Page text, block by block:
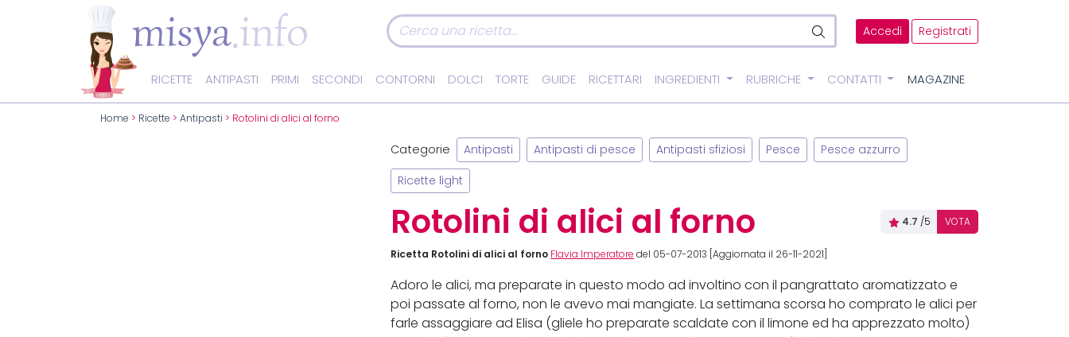
Accedi Registrati
RICETTE ANTIPASTI PRIMI SECONDI CONTORNI DOLCI TORTE GUIDE RICETTARI INGREDIENTI RUBRICHE CONTATTI MAGAZINE
Home > Ricette > Antipasti > Rotolini di alici al forno
Categorie Antipasti Antipasti di pesce Antipasti sfiziosi Pesce Pesce azzurro
Ricette light
Rotolini di alici al forno 4.7 /5 VOTA
Ricetta Rotolini di alici al forno Flavia Imperatore del 05-07-2013 [Aggiornata il 26-11-2021]
Adoro le alici, ma preparate in questo modo ad involtino con il pangrattato aromatizzato e
poi passate al forno, non le avevo mai mangiate. La settimana scorsa ho comprato le alici per
farle assaggiare ad Elisa (gliele ho preparate scaldate con il limone ed ha apprezzato molto)